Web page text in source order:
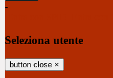
-
Seleziona utente
button close ×